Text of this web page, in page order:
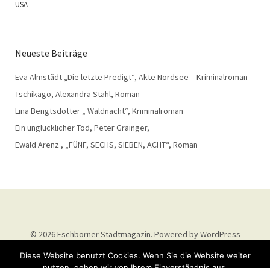
USA
Neueste Beiträge
Eva Almstädt „Die letzte Predigt“, Akte Nordsee – Kriminalroman
Tschikago, Alexandra Stahl, Roman
Lina Bengtsdotter „ Waldnacht“, Kriminalroman
Ein unglücklicher Tod, Peter Grainger,
Ewald Arenz , „FÜNF, SECHS, SIEBEN, ACHT“, Roman
© 2026Eschborner Stadtmagazin. Powered byWordPress
Diese Website benutzt Cookies. Wenn Sie die Website weiter